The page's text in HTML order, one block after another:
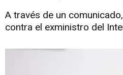
A través de un
contra el exministro del